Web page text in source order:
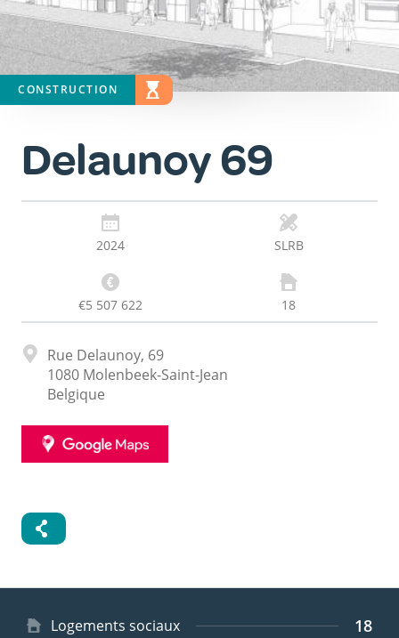
Delaunoy 69
2024 SLRB
€5 507 622 18
AdresseRue Delaunoy, 69
1080 Molenbeek-Saint-Jean
Belgique
GOOGLE
CONSTRUCTION STATUT
EN ÉTUDE
TypeLogements sociaux 18